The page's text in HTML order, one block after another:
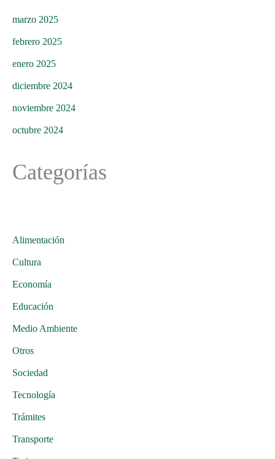
marzo 2025
febrero 2025
enero 2025
diciembre 2024
noviembre 2024
octubre 2024
Categorías
Alimentación
Cultura
Economía
Educación
Medio Ambiente
Otros
Sociedad
Tecnología
Trámites
Transporte